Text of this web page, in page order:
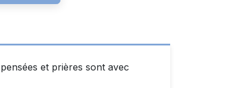
et prières sont avec